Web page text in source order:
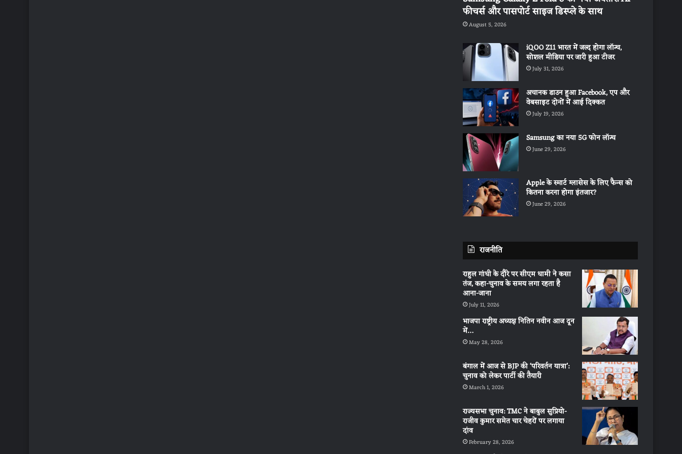
फीचर्स और पासपोर्ट साइज डिस्प्ले के साथ
August 5, 2026
iQOO Z11 भारत में जल्द होगा लॉन्च,
सोशल मीडिया पर जारी हुआ टीजर
July 31, 2026
अचानक डाउन हुआ Facebook, एप और
वेबसाइट दोनों में आई दिक्कत
July 19, 2026
Samsung का नया 5G फोन लॉन्च
June 29, 2026
Apple के स्मार्ट ग्लासेस के लिए फैन्स को
कितना करना होगा इंतजार?
June 29, 2026
राजनीति
राहुल गांधी के दौरे पर सीएम धामी ने कसा
तंज, कहा-चुनाव के समय लगा रहता है
आना-जाना
July 11, 2026
भाजपा राष्ट्रीय अध्यक्ष नितिन नवीन आज दून
में…
May 28, 2026
बंगाल में आज से BJP की ‘परिवर्तन यात्रा’:
चुनाव को लेकर पार्टी की तैयारी
March 1, 2026
राज्यसभा चुनाव: TMC ने बाबुल सुप्रियो-
राजीव कुमार समेत चार चेहरों पर लगाया
दांव
February 28, 2026